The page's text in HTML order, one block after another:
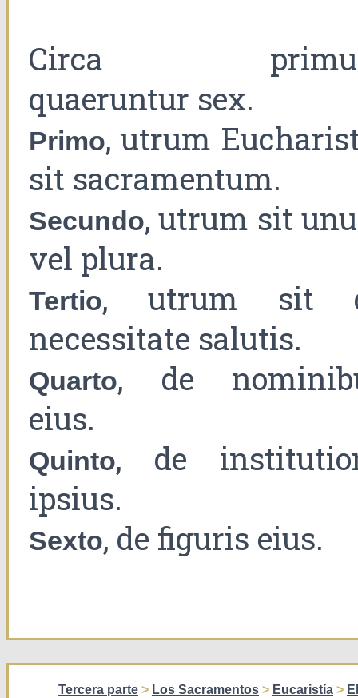
Circa
quaeruntur sex.
Primo, utrum
sit sacramentum.
Secundo, utrum sit
vel plura.
Tertio, utrum sit
necessitate salutis.
Quarto, de
eius.
Quinto, de
ipsius.
Sexto, de figuris eius.
Tercera parte > Los Sacramentos > Eucaristía >